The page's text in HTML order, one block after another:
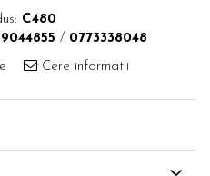
C480
/ 0773338048
Cere informatii